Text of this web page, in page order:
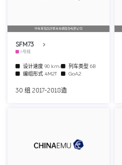
中车青岛四方机车车辆股份有限公司
SFM73
6号线
设计速度 90 km/h 列车类型 6B
编组形式 4M2T GoA2
30 组 2017-2018造